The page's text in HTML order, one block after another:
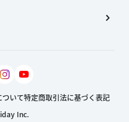
いて特定商取引法に基づく表記
Inc.